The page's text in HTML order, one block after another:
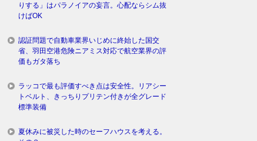
りする」はパラノイアの妄言。心配ならシム抜
けばOK
認証問題で自動車業界いじめに終始した国交
省、羽田空港危険ニアミス対応で航空業界の評
価もガタ落ち
ラッコで最も評価すべき点は安全性。リアシー
トベルト、きっちりプリテン付きが全グレード
標準装備
夏休みに被災した時のセーフハウスを考える。